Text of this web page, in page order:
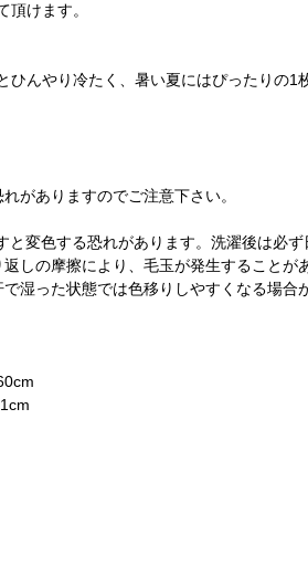
けます。
んやり冷たく、暑い夏にはぴったりの1
がありますのでご注意下さい。
変色する恐れがあります。洗濯後は必
しの摩擦により、毛玉が発生することが
湿った状態では色移りしやすくなる場合